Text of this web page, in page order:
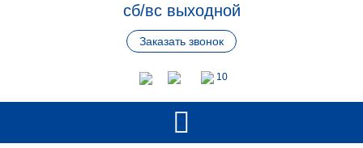
сб/вс выходной
Заказать звонок
10